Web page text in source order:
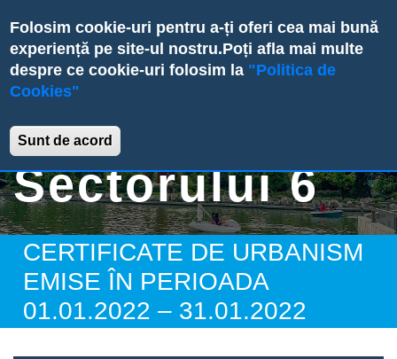
Folosim cookie-uri pentru a-ți oferi cea mai bună
experiență pe site-ul nostru.Poți afla mai multe
despre ce cookie-uri folosim la "Politica de
Cookies"
Sunt de acord
to
main
content
Primăria
Sectorului 6
CERTIFICATE DE URBANISM
EMISE ÎN PERIOADA
01.01.2022 – 31.01.2022